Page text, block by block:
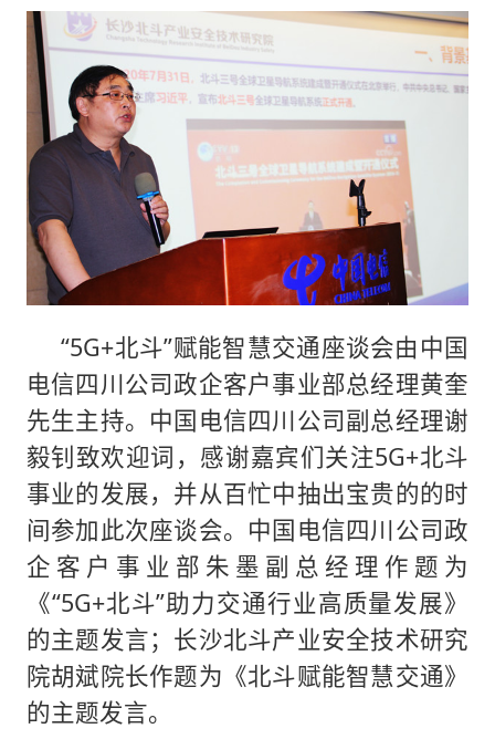
“5G+北斗”赋能智慧交通座谈会由中国
电信四川公司政企客户事业部总经理黄奎
先生主持。中国电信四川公司副总经理谢
毅钊致欢迎词，感谢嘉宾们关注5G+北斗
事业的发展，并从百忙中抽出宝贵的的时
间参加此次座谈会。中国电信四川公司政
企客户事业部朱墨副总经理作题为
《“5G+北斗”助力交通行业高质量发展》
的主题发言；长沙北斗产业安全技术研究
院胡斌院长作题为《北斗赋能智慧交通》
的主题发言。